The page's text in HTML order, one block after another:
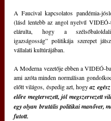
A Faucival kapcsolatos pandémia-
(lásd lentebb az angol nyelvű
elárulta, hogy a
igazságosság” politikája szerepet
vállalati kultúrájában.
A Moderna vezetője ebben a VIDEÓ-
ami azóta minden normálisan
előtt világos, éspedig azt, hogy az
előre megtervezett, jól megszervezett
egy olyan brutális politikai manőver,
futott.